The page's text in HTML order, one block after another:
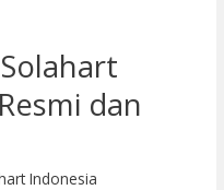
dan
Indonesia